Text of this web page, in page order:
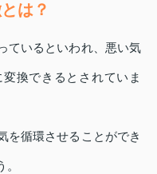
は？
ているといわれ、悪い気
換できるとされていま
を循環させることができ